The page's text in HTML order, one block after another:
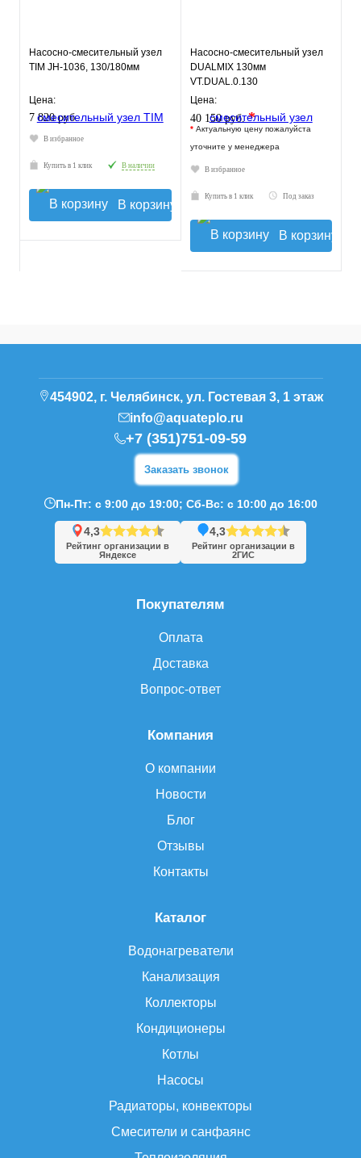
Насосно-смесительный узел
TIM JH-1036, 130/180мм
Цена:
7 820 руб.
В избранное
Купить в 1 клик В наличии
В корзину
Насосно-смесительный узел
DUALMIX 130мм
VT.DUAL.0.130
Цена:
40 150 руб.*
* Актуальную цену пожалуйста
уточните у менеджера
В избранное
Купить в 1 клик Под заказ
В корзину
Каталог
Водонагреватели
Канализация
Коллекторы
Кондиционеры
Котлы
Насосы
Радиаторы, конвекторы
Смесители и санфаянс
Компания
О компании
Новости
Блог
Отзывы
Контакты
Покупателям
Оплата
Доставка
Вопрос-ответ
454902, г. Челябинск, ул. Гостевая 3, 1 этаж
info@aquateplo.ru
+7 (351)751-09-59
Заказать звонок
Пн-Пт: с 9:00 до 19:00; Сб-Вс: с 10:00 до 16:00
4,3
Рейтинг организации в
Яндексе
4,3
Рейтинг организации в
2ГИС